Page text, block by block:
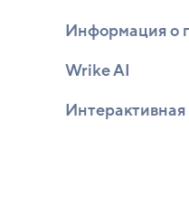
Информация о
Wrike AI